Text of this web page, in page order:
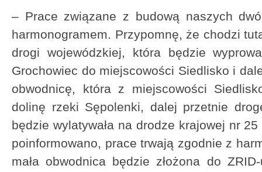
– Prace związane z budową naszych
harmonogramem. Przypomnę, że chodzi
drogi wojewódzkiej, która będzie
Grochowiec do miejscowości Siedlisko i
obwodnicę, która z miejscowości
dolinę rzeki Sępolenki, dalej przetnie
będzie wylatywała na drodze krajowej nr
poinformowano, prace trwają zgodnie z
mała obwodnica będzie złożona do